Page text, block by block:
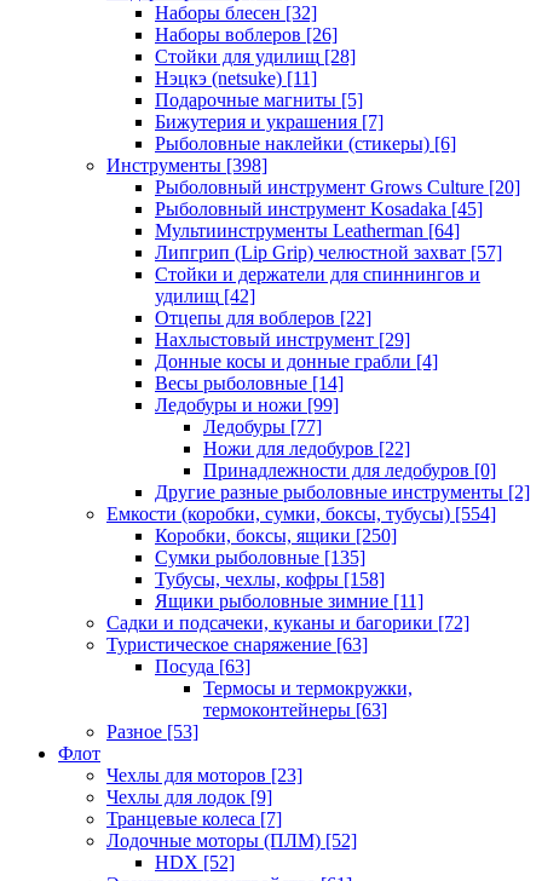
Наборы блесен [32]
Наборы воблеров [26]
Стойки для удилищ [28]
Нэцкэ (netsuke) [11]
Подарочные магниты [5]
Бижутерия и украшения [7]
Рыболовные наклейки (стикеры) [6]
Инструменты [398]
Рыболовный инструмент Grows Culture [20]
Рыболовный инструмент Kosadaka [45]
Мультиинструменты Leatherman [64]
Липгрип (Lip Grip) челюстной захват [57]
Стойки и держатели для спиннингов и
удилищ [42]
Отцепы для воблеров [22]
Нахлыстовый инструмент [29]
Донные косы и донные грабли [4]
Весы рыболовные [14]
Ледобуры и ножи [99]
Ледобуры [77]
Ножи для ледобуров [22]
Принадлежности для ледобуров [0]
Другие разные рыболовные инструменты [2]
Емкости (коробки, сумки, боксы, тубусы) [554]
Коробки, боксы, ящики [250]
Сумки рыболовные [135]
Тубусы, чехлы, кофры [158]
Ящики рыболовные зимние [11]
Садки и подсачеки, куканы и багорики [72]
Туристическое снаряжение [63]
Посуда [63]
Термосы и термокружки,
термоконтейнеры [63]
Разное [53]
Флот
Чехлы для моторов [23]
Чехлы для лодок [9]
Транцевые колеса [7]
Лодочные моторы (ПЛМ) [52]
HDX [52]